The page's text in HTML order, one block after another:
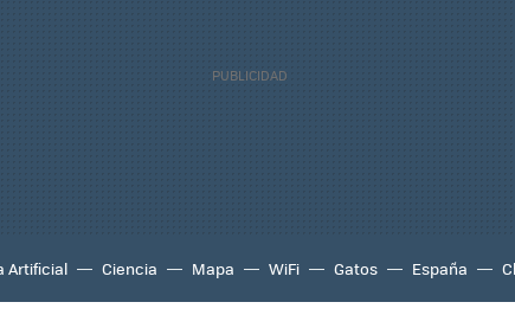
Artificial Ciencia Mapa WiFi Gatos España